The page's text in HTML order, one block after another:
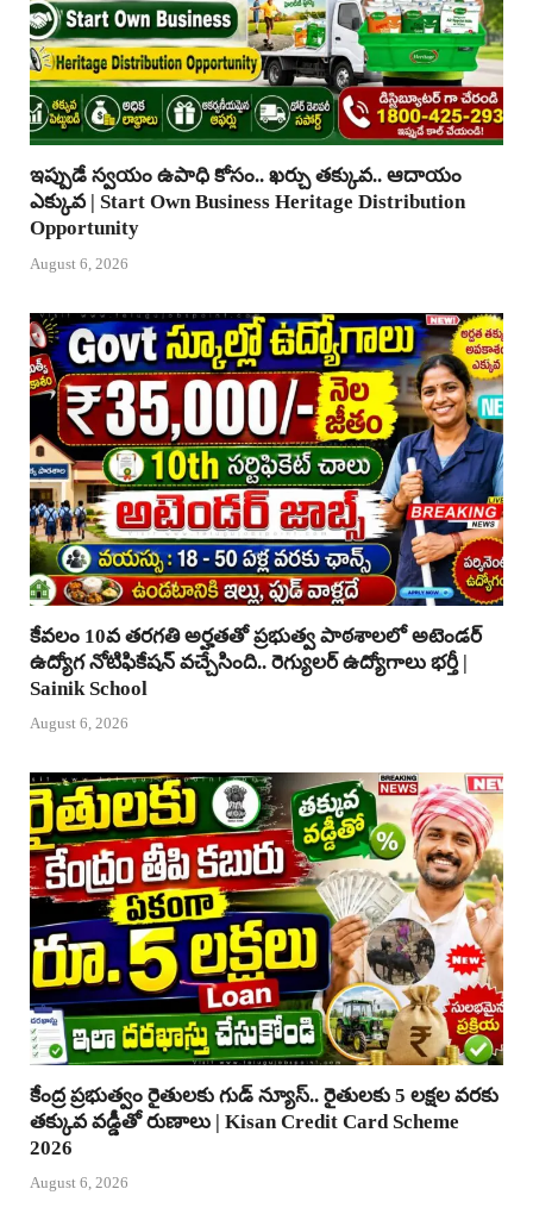
ఇప్పుడే స్వయం ఉపాధి కోసం.. ఖర్చు తక్కువ.. ఆదాయం
ఎక్కువ | Start Own Business Heritage Distribution
Opportunity
August 6, 2026
కేవలం 10వ తరగతి అర్హతతో ప్రభుత్వ పాఠశాలలో అటెండర్
ఉద్యోగ నోటిఫికేషన్ వచ్చేసింది.. రెగ్యులర్ ఉద్యోగాలు భర్తీ |
Sainik School
August 6, 2026
కేంద్ర ప్రభుత్వం రైతులకు గుడ్ న్యూస్.. రైతులకు 5 లక్షల వరకు
తక్కువ వడ్డీతో రుణాలు | Kisan Credit Card Scheme
2026
August 6, 2026